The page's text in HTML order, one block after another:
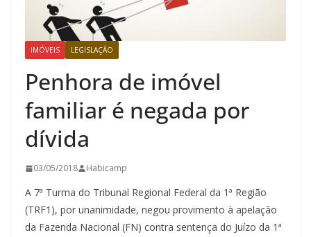
IMÓVEIS LEGISLAÇÃO
Penhora de imóvel
familiar é negada por
dívida
03/05/2018 Habicamp
A 7ª Turma do Tribunal Regional Federal da 1ª Região
(TRF1), por unanimidade, negou provimento à apelação
da Fazenda Nacional (FN) contra sentença do Juízo da 1ª